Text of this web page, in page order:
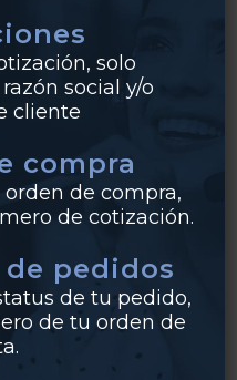
Válvulas PVC
solo
social y/o
cliente
compra
de compra,
de cotización.
pedidos
de tu pedido,
de tu orden de